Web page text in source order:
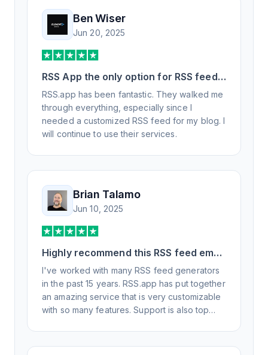
Ben Wiser
Jun 20, 2025
RSS App the only option for RSS feed
generation
RSS.app has been fantastic. They walked me
through everything, especially since I
needed a customized RSS feed for my blog. I
will continue to use their services.
Brian Talamo
Jun 10, 2025
Highly recommend this RSS feed email
/ widget generator service.
I've worked with many RSS feed generators
in the past 15 years. RSS.app has put together
an amazing service that is very customizable
with so many features. Support is also top
professionally. Highly recommend for all your